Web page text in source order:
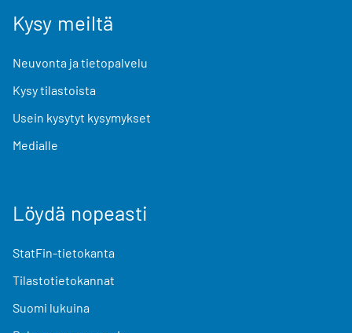
Kysy meiltä
Neuvonta ja tietopalvelu
Kysy tilastoista
Usein kysytyt kysymykset
Medialle
Löydä nopeasti
StatFin-tietokanta
Tilastotietokannat
Suomi lukuina